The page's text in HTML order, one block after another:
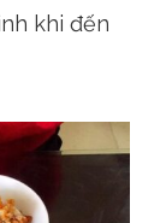
khi đến